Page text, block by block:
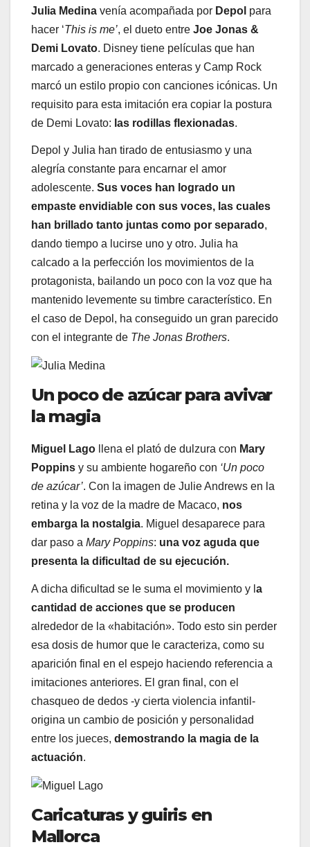
Julia Medina venía acompañada por Depol para
hacer ‘This is me’, el dueto entre Joe Jonas &
Demi Lovato. Disney tiene películas que han
marcado a generaciones enteras y Camp Rock
marcó un estilo propio con canciones icónicas. Un
requisito para esta imitación era copiar la postura
de Demi Lovato: las rodillas flexionadas.
Depol y Julia han tirado de entusiasmo y una
alegría constante para encarnar el amor
adolescente. Sus voces han logrado un
empaste envidiable con sus voces, las cuales
han brillado tanto juntas como por separado,
dando tiempo a lucirse uno y otro. Julia ha
calcado a la perfección los movimientos de la
protagonista, bailando un poco con la voz que ha
mantenido levemente su timbre característico. En
el caso de Depol, ha conseguido un gran parecido
con el integrante de The Jonas Brothers.
Un poco de azúcar para avivar
la magia
Miguel Lago llena el plató de dulzura con Mary
Poppins y su ambiente hogareño con ‘Un poco
de azúcar’. Con la imagen de Julie Andrews en la
retina y la voz de la madre de Macaco, nos
embarga la nostalgia. Miguel desaparece para
dar paso a Mary Poppins: una voz aguda que
presenta la dificultad de su ejecución.
A dicha dificultad se le suma el movimiento y l a
cantidad de acciones que se producen
alrededor de la «habitación». Todo esto sin perder
esa dosis de humor que le caracteriza, como su
aparición final en el espejo haciendo referencia a
imitaciones anteriores. El gran final, con el
chasqueo de dedos -y cierta violencia infantil-
origina un cambio de posición y personalidad
entre los jueces, demostrando la magia de la
actuación.
Caricaturas y guiris en
Mallorca